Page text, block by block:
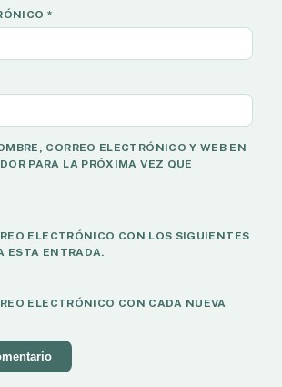
*
CORREO ELECTRÓNICO Y WEB EN
PARA LA PRÓXIMA VEZ QUE
ELECTRÓNICO CON LOS SIGUIENTES
ESTA ENTRADA.
ELECTRÓNICO CON CADA NUEVA